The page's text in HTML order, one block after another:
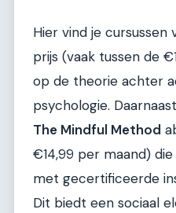
Hier vind je cursussen
prijs (vaak tussen de
op de theorie achter
psychologie.
The Mindful Method
€14,99 per maand)
met gecertificeerde
Dit biedt een sociaal